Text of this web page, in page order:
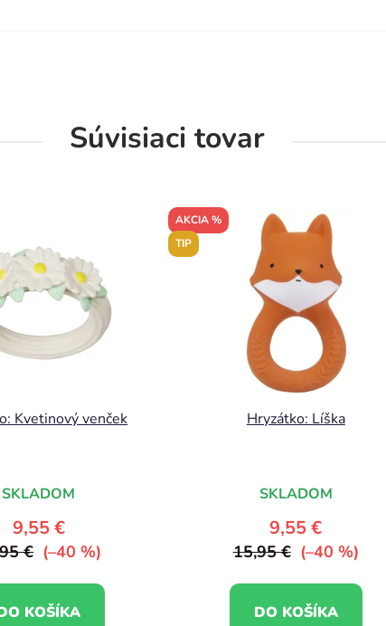
Súvisiaci tovar
Kvetinový venček
SKLADOM
9,55 €
€ (–40 %)
KOŠÍKA
AKCIA %
TIP
Hryzátko: Líška
SKLADOM
9,55 €
15,95 € (–40 %)
DO KOŠÍKA